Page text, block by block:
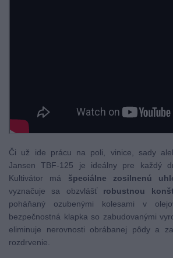
Či už ide prácu na poli, vinice, sady
Jansen TBF-125 je ideálny pre každý
Kultivátor má špeciálne zosilnenú
vyznačuje sa obzvlášť robustnou
poháňaný ozubenými kolesami v
bezpečnostná klapka so zabudovanými
eliminuje nerovnosti obrábanej pôdy a
rozdrvenie.